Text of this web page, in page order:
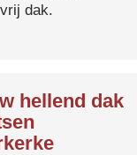
dak.
hellend dak